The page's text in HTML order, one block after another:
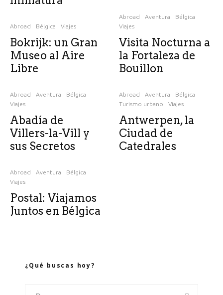
Abroad Bélgica Viajes
Bokrijk: un Gran
Museo al Aire
Libre
Abroad Aventura
Bélgica
Viajes
Abadía de
Villers-la-Vill y
sus Secretos
Abroad Aventura
Bélgica
Viajes
Postal: Viajamos
Juntos en Bélgica
Abroad Aventura
Bélgica
Viajes
Visita Nocturna a
la Fortaleza de
Bouillon
Abroad Aventura
Bélgica
Turismo urbano
Viajes
Antwerpen, la
Ciudad de
Catedrales
¿Qué buscas hoy?